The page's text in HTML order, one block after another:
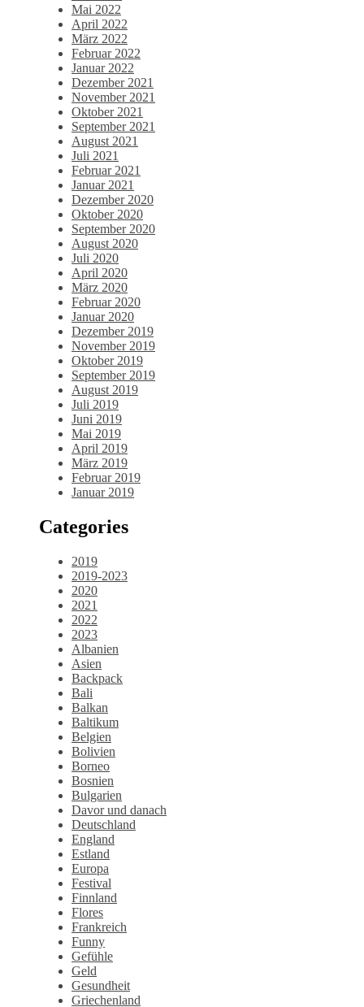
Mai 2022
April 2022
März 2022
Februar 2022
Januar 2022
Dezember 2021
November 2021
Oktober 2021
September 2021
August 2021
Juli 2021
Februar 2021
Januar 2021
Dezember 2020
Oktober 2020
September 2020
August 2020
Juli 2020
April 2020
März 2020
Februar 2020
Januar 2020
Dezember 2019
November 2019
Oktober 2019
September 2019
August 2019
Juli 2019
Juni 2019
Mai 2019
April 2019
März 2019
Februar 2019
Januar 2019
Categories
2019
2019-2023
2020
2021
2022
2023
Albanien
Asien
Backpack
Bali
Balkan
Baltikum
Belgien
Bolivien
Borneo
Bosnien
Bulgarien
Davor und danach
Deutschland
England
Estland
Europa
Festival
Finnland
Flores
Frankreich
Funny
Gefühle
Geld
Gesundheit
Griechenland